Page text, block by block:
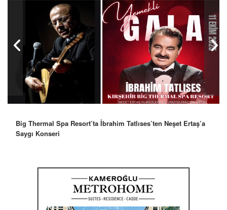
Big Thermal Spa Resort’ta İbrahim Tatlıses’ten Neşet Ertaş’a
Saygı Konseri